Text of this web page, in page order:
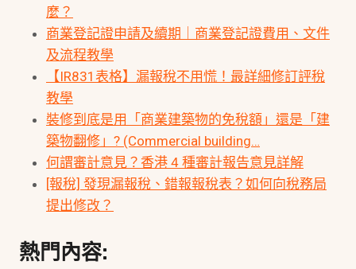
麼？
商業登記證申請及續期｜商業登記證費用、文件
及流程教學
【IR831表格】漏報稅不用慌！最詳細修訂評稅
教學
裝修到底是用「商業建築物的免稅額」還是「建
築物翻修」? (Commercial building…
何謂審計意見？香港 4 種審計報告意見詳解
[報稅] 發現漏報稅、錯報報稅表？如何向稅務局
提出修改？
熱門內容: